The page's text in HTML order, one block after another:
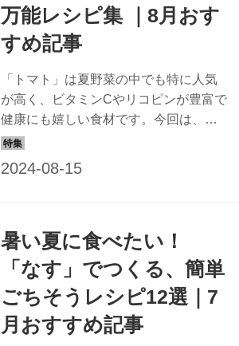
万能レシピ集 ｜8月おす
すめ記事
「トマト」は夏野菜の中でも特に人気
が高く、ビタミンCやリコピンが豊富で
健康にも嬉しい食材です。今回は、
『天然生活web』で紹介した料理家の
広く活用できる万能食材です。家庭で
簡単にできる「トマト」レシピで、夏
の食卓を彩りましょう。
暑い夏に食べたい！
「なす」でつくる、簡単
ごちそうレシピ12選｜7
月おすすめ記事